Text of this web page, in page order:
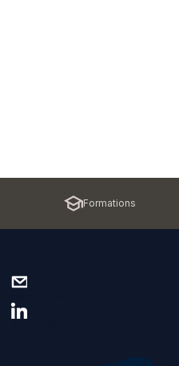
Formations